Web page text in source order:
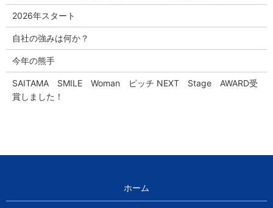
2026年スタート
自社の強みは何か？
今年の熊手
SAITAMA SMILE Woman ピッチ NEXT Stage AWARD受
賞しました！
ホーム